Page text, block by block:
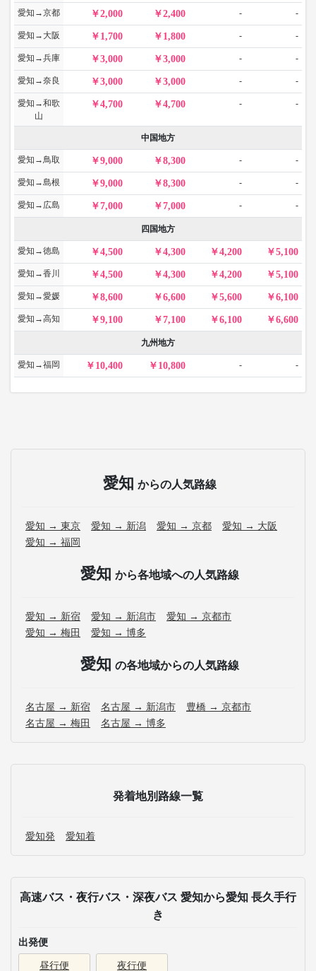
愛知→京都 2,000 2,400 - -
愛知→大阪 1,700 1,800 - -
愛知→兵庫 3,000 3,000 - -
愛知→奈良 3,000 3,000 - -
愛知→和歌
山
4,700 4,700 - -
中国地方
愛知→鳥取 9,000 8,300 - -
愛知→島根 9,000 8,300 - -
愛知→広島 7,000 7,000 - -
四国地方
愛知→徳島 4,500 4,300 4,200 5,100
愛知→香川 4,500 4,300 4,200 5,100
愛知→愛媛 8,600 6,600 5,600 6,100
愛知→高知 9,100 7,100 6,100 6,600
九州地方
愛知→福岡 10,400 10,800 - -
愛知 からの人気路線
愛知 → 東京 愛知 → 新潟 愛知 → 京都
愛知 → 大阪
愛知 → 福岡
愛知 から各地域への人気路線
愛知 → 新宿 愛知 → 新潟市
愛知 → 京都市
愛知 → 梅田
愛知 → 博多
愛知 の各地域からの人気路線
名古屋 → 新宿 名古屋 → 新潟市
豊橋 → 京都市
名古屋 → 梅田
名古屋 → 博多
発着地別路線一覧
愛知発 愛知着
高速バス・夜行バス・深夜バス 愛知から愛知 長久手行
き
出発便
昼行便 夜行便